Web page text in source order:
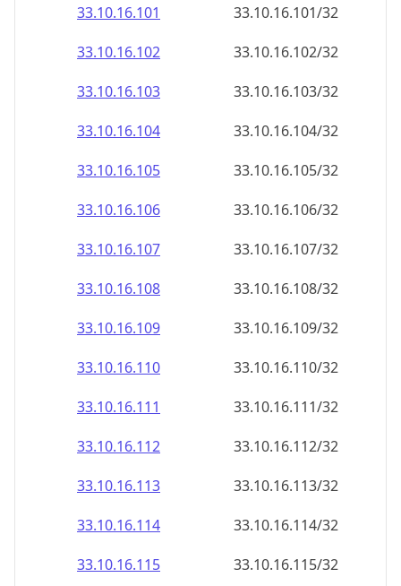
33.10.16.110
33.10.16.110/32
33.10.16.111
33.10.16.111/32
33.10.16.112
33.10.16.112/32
33.10.16.113
33.10.16.113/32
33.10.16.114
33.10.16.114/32
33.10.16.115
33.10.16.115/32
33.10.16.116
33.10.16.116/32
33.10.16.117
33.10.16.117/32
33.10.16.118
33.10.16.118/32
33.10.16.119
33.10.16.119/32
33.10.16.120
33.10.16.120/32
33.10.16.121
33.10.16.121/32
33.10.16.122
33.10.16.122/32
33.10.16.123
33.10.16.123/32
33.10.16.124
33.10.16.124/32